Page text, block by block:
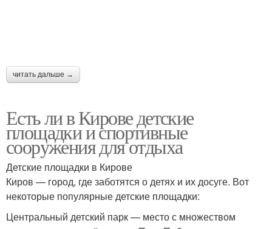
читать дальше →
Есть ли в Кирове детские
площадки и спортивные
сооружения для отдыха
Детские площадки в Кирове
Киров — город, где заботятся о детях и их досуге. Вот
некоторые популярные детские площадки:
Центральный детский парк — место с множеством